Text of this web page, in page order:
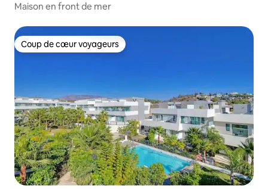
Maison en front de mer
Coup de cœur voyageurs
Coup de cœur voyageurs